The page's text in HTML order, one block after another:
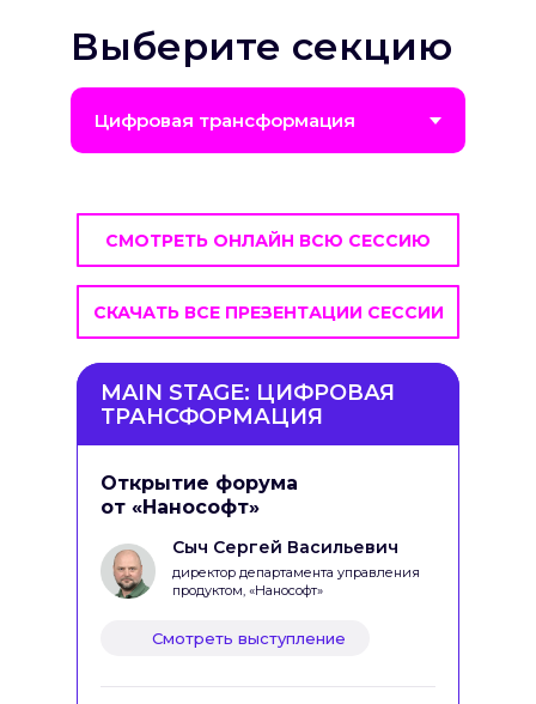
Выберите секцию
СМОТРЕТЬ ОНЛАЙН ВСЮ СЕССИЮ
СКАЧАТЬ ВСЕ ПРЕЗЕНТАЦИИ СЕССИИ
MAIN STAGE: ЦИФРОВАЯ
ТРАНСФОРМАЦИЯ
Открытие форума
от «Нанософт»
Сыч Сергей Васильевич
директор департамента управления
продуктом, «Нанософт»
Смотреть выступление